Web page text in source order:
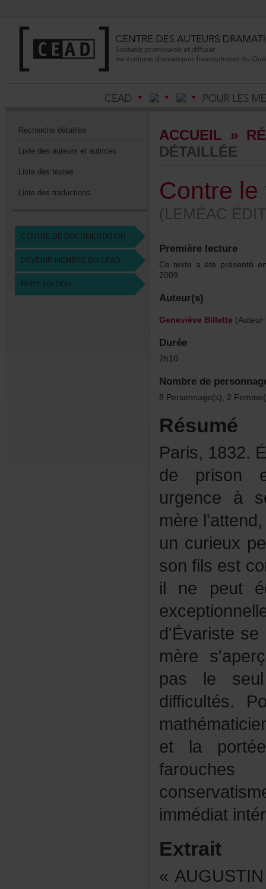
Recherchedétaillée
Listedesauteursetautrices
Listedestextes
Listedestraductions
CENTREDEDOCUMENTATION
DEVENIRMEMBREDUCEAD
FAIREUNDON
ACCUEIL »
DÉTAILLÉE
Premièrelecture
2009.
Auteur(s)
GenevièveBillette
Durée
2h10
Résumé
Extrait